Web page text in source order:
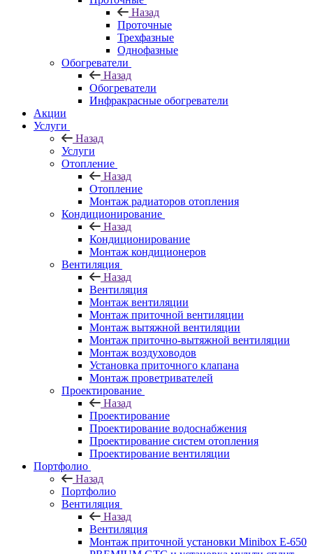
Назад
Проточные
Трехфазные
Однофазные
Обогреватели
Назад
Обогреватели
Инфракрасные обогреватели
Акции
Услуги
Назад
Услуги
Отопление
Назад
Отопление
Монтаж радиаторов отопления
Кондиционирование
Назад
Кондиционирование
Монтаж кондиционеров
Вентиляция
Назад
Вентиляция
Монтаж вентиляции
Монтаж приточной вентиляции
Монтаж вытяжной вентиляции
Монтаж приточно-вытяжной вентиляции
Монтаж воздуховодов
Установка приточного клапана
Монтаж проветривателей
Проектирование
Назад
Проектирование
Проектирование водоснабжения
Проектирование систем отопления
Проектирование вентиляции
Портфолио
Назад
Портфолио
Вентиляция
Назад
Вентиляция
Монтаж приточной установки Minibox E-650